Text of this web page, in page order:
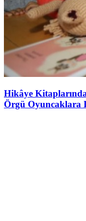
Hikâye
Örgü Oyuncaklara